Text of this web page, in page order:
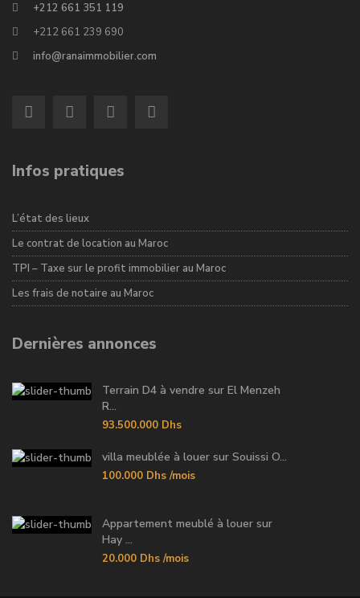
+212 661 351 119
+212 661 239 690
info@ranaimmobilier.com
Infos pratiques
L’état des lieux
Le contrat de location au Maroc
TPI – Taxe sur le profit immobilier au Maroc
Les frais de notaire au Maroc
Dernières annonces
Terrain D4 à vendre sur El Menzeh
R...
93.500.000 Dhs
villa meublée à louer sur Souissi O...
100.000 Dhs /mois
Appartement meublé à louer sur
Hay ...
20.000 Dhs /mois